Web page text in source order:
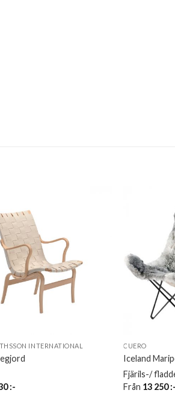
INTERNATIONAL
:-
CUERO
Iceland
Fjärils-/
Från 13 250:-